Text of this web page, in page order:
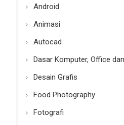
Android
Animasi
Autocad
Dasar Komputer, Office
Desain Grafis
Food Photography
Fotografi